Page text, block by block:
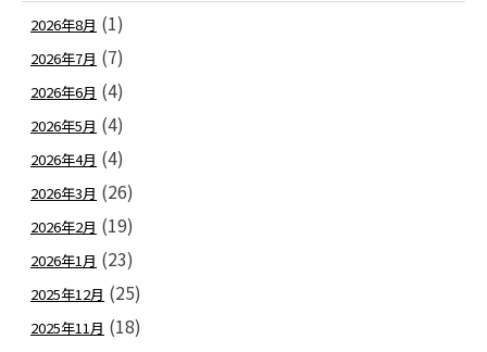
2026年8月 (1)
2026年7月 (7)
2026年6月 (4)
2026年5月 (4)
2026年4月 (4)
2026年3月 (26)
2026年2月 (19)
2026年1月 (23)
2025年12月 (25)
2025年11月 (18)